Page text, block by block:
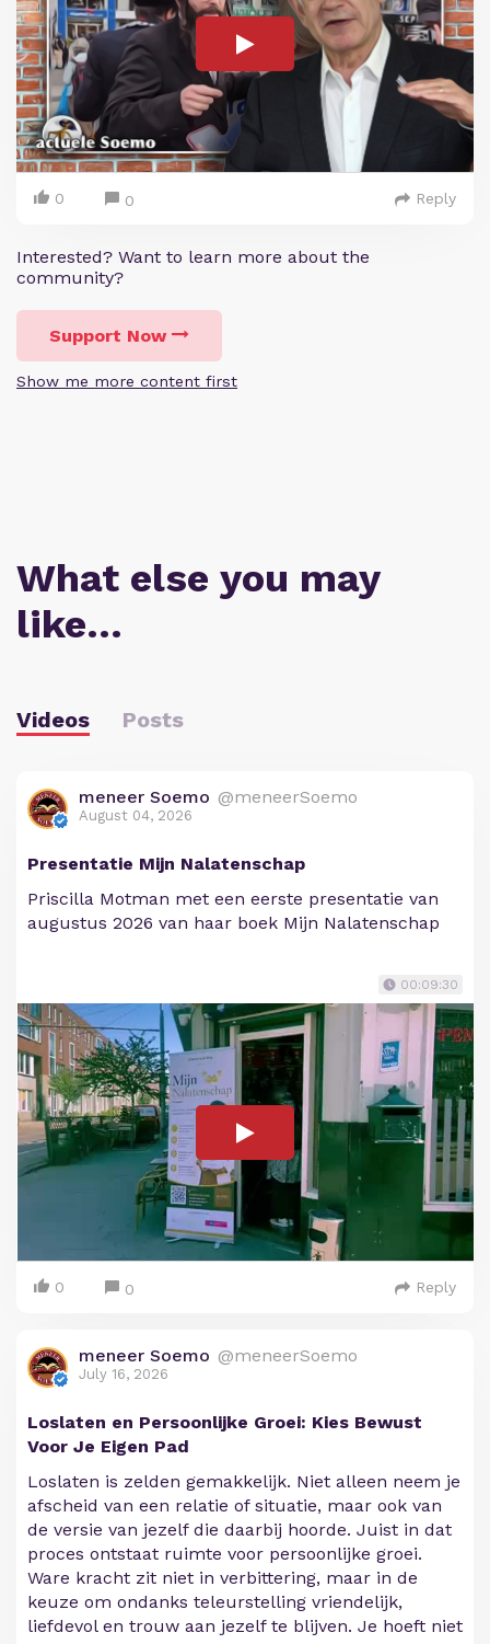
0 0 Reply
Interested? Want to learn more about the
community?
Support Now
Show me more content first
What else you may
like…
Videos Posts
meneer Soemo @meneerSoemo
August 04, 2026
Presentatie Mijn Nalatenschap
Priscilla Motman met een eerste presentatie van
augustus 2026 van haar boek Mijn Nalatenschap
00:09:30
0 0 Reply
meneer Soemo @meneerSoemo
July 16, 2026
Loslaten en Persoonlijke Groei: Kies Bewust
Voor Je Eigen Pad
Loslaten is zelden gemakkelijk. Niet alleen neem je
afscheid van een relatie of situatie, maar ook van
de versie van jezelf die daarbij hoorde. Juist in dat
proces ontstaat ruimte voor persoonlijke groei.
Ware kracht zit niet in verbittering, maar in de
keuze om ondanks teleurstelling vriendelijk,
liefdevol en trouw aan jezelf te blijven. Je hoeft niet